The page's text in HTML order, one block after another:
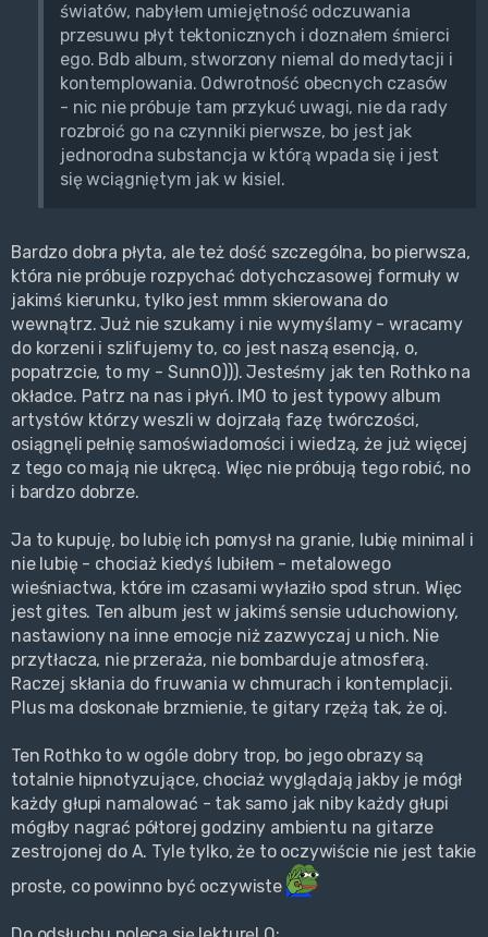
światów, nabyłem umiejętność odczuwania
przesuwu płyt tektonicznych i doznałem śmierci
ego. Bdb album, stworzony niemal do medytacji i
kontemplowania. Odwrotność obecnych czasów
- nic nie próbuje tam przykuć uwagi, nie da rady
rozbroić go na czynniki pierwsze, bo jest jak
jednorodna substancja w którą wpada się i jest
się wciągniętym jak w kisiel.
Bardzo dobra płyta, ale też dość szczególna, bo pierwsza,
która nie próbuje rozpychać dotychczasowej formuły w
jakimś kierunku, tylko jest mmm skierowana do
wewnątrz. Już nie szukamy i nie wymyślamy - wracamy
do korzeni i szlifujemy to, co jest naszą esencją, o,
popatrzcie, to my - SunnO))). Jesteśmy jak ten Rothko na
okładce. Patrz na nas i płyń. IMO to jest typowy album
artystów którzy weszli w dojrzałą fazę twórczości,
osiągnęli pełnię samoświadomości i wiedzą, że już więcej
z tego co mają nie ukręcą. Więc nie próbują tego robić, no
i bardzo dobrze.
Ja to kupuję, bo lubię ich pomysł na granie, lubię minimal i
nie lubię - chociaż kiedyś lubiłem - metalowego
wieśniactwa, które im czasami wyłaziło spod strun. Więc
jest gites. Ten album jest w jakimś sensie uduchowiony,
nastawiony na inne emocje niż zazwyczaj u nich. Nie
przytłacza, nie przeraża, nie bombarduje atmosferą.
Raczej skłania do fruwania w chmurach i kontemplacji.
Plus ma doskonałe brzmienie, te gitary rzężą tak, że oj.
Ten Rothko to w ogóle dobry trop, bo jego obrazy są
totalnie hipnotyzujące, chociaż wyglądają jakby je mógł
każdy głupi namalować - tak samo jak niby każdy głupi
mógłby nagrać półtorej godziny ambientu na gitarze
zestrojonej do A. Tyle tylko, że to oczywiście nie jest takie
proste, co powinno być oczywiste